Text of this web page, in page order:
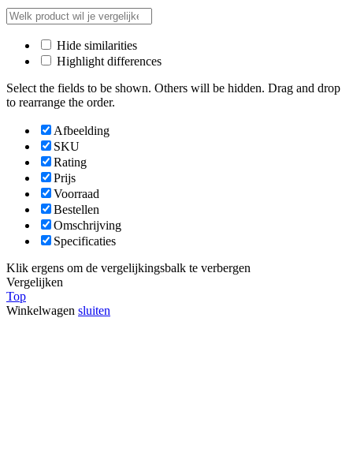
Hide similarities
Highlight differences
Select the fields to be shown. Others will be hidden. Drag and drop
to rearrange the order.
Afbeelding
SKU
Rating
Prijs
Voorraad
Bestellen
Omschrijving
Specificaties
Klik ergens om de vergelijkingsbalk te verbergen
Vergelijken
Top
Winkelwagen sluiten